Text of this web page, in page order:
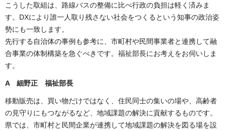
こうした取組は、路線バスの整備に比べ行政の負担は軽く済みま
す。DXにより誰一人取り残さない社会をつくるという知事の政治姿
勢にも一致します。
先行する自治体の事例も参考に、市町村や民間事業者と連携して融
合事業の体制構築を急ぐべきです。福祉部長にお考えをお伺いしま
す。
A 細野正 福祉部長
移動販売は、買い物だけではなく、住民同士の集いの場や、高齢者
の見守りにもつながるなど、地域課題の解決に貢献するものです。
県では、市町村と民間企業が連携して地域課題の解決を図る場を設